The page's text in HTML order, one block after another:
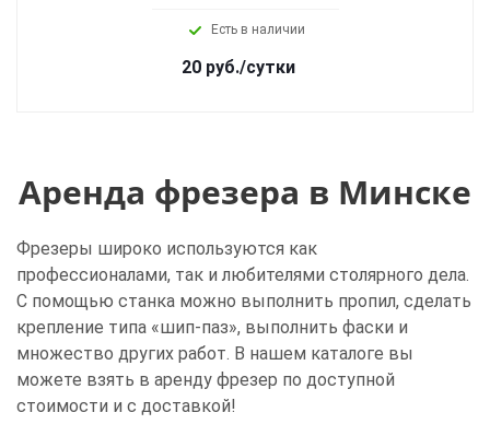
Есть в наличии
20 руб./сутки
Аренда фрезера в Минске
Фрезеры широко используются как
профессионалами, так и любителями столярного дела.
С помощью станка можно выполнить пропил, сделать
крепление типа «шип-паз», выполнить фаски и
множество других работ. В нашем каталоге вы
можете взять в аренду фрезер по доступной
стоимости и с доставкой!